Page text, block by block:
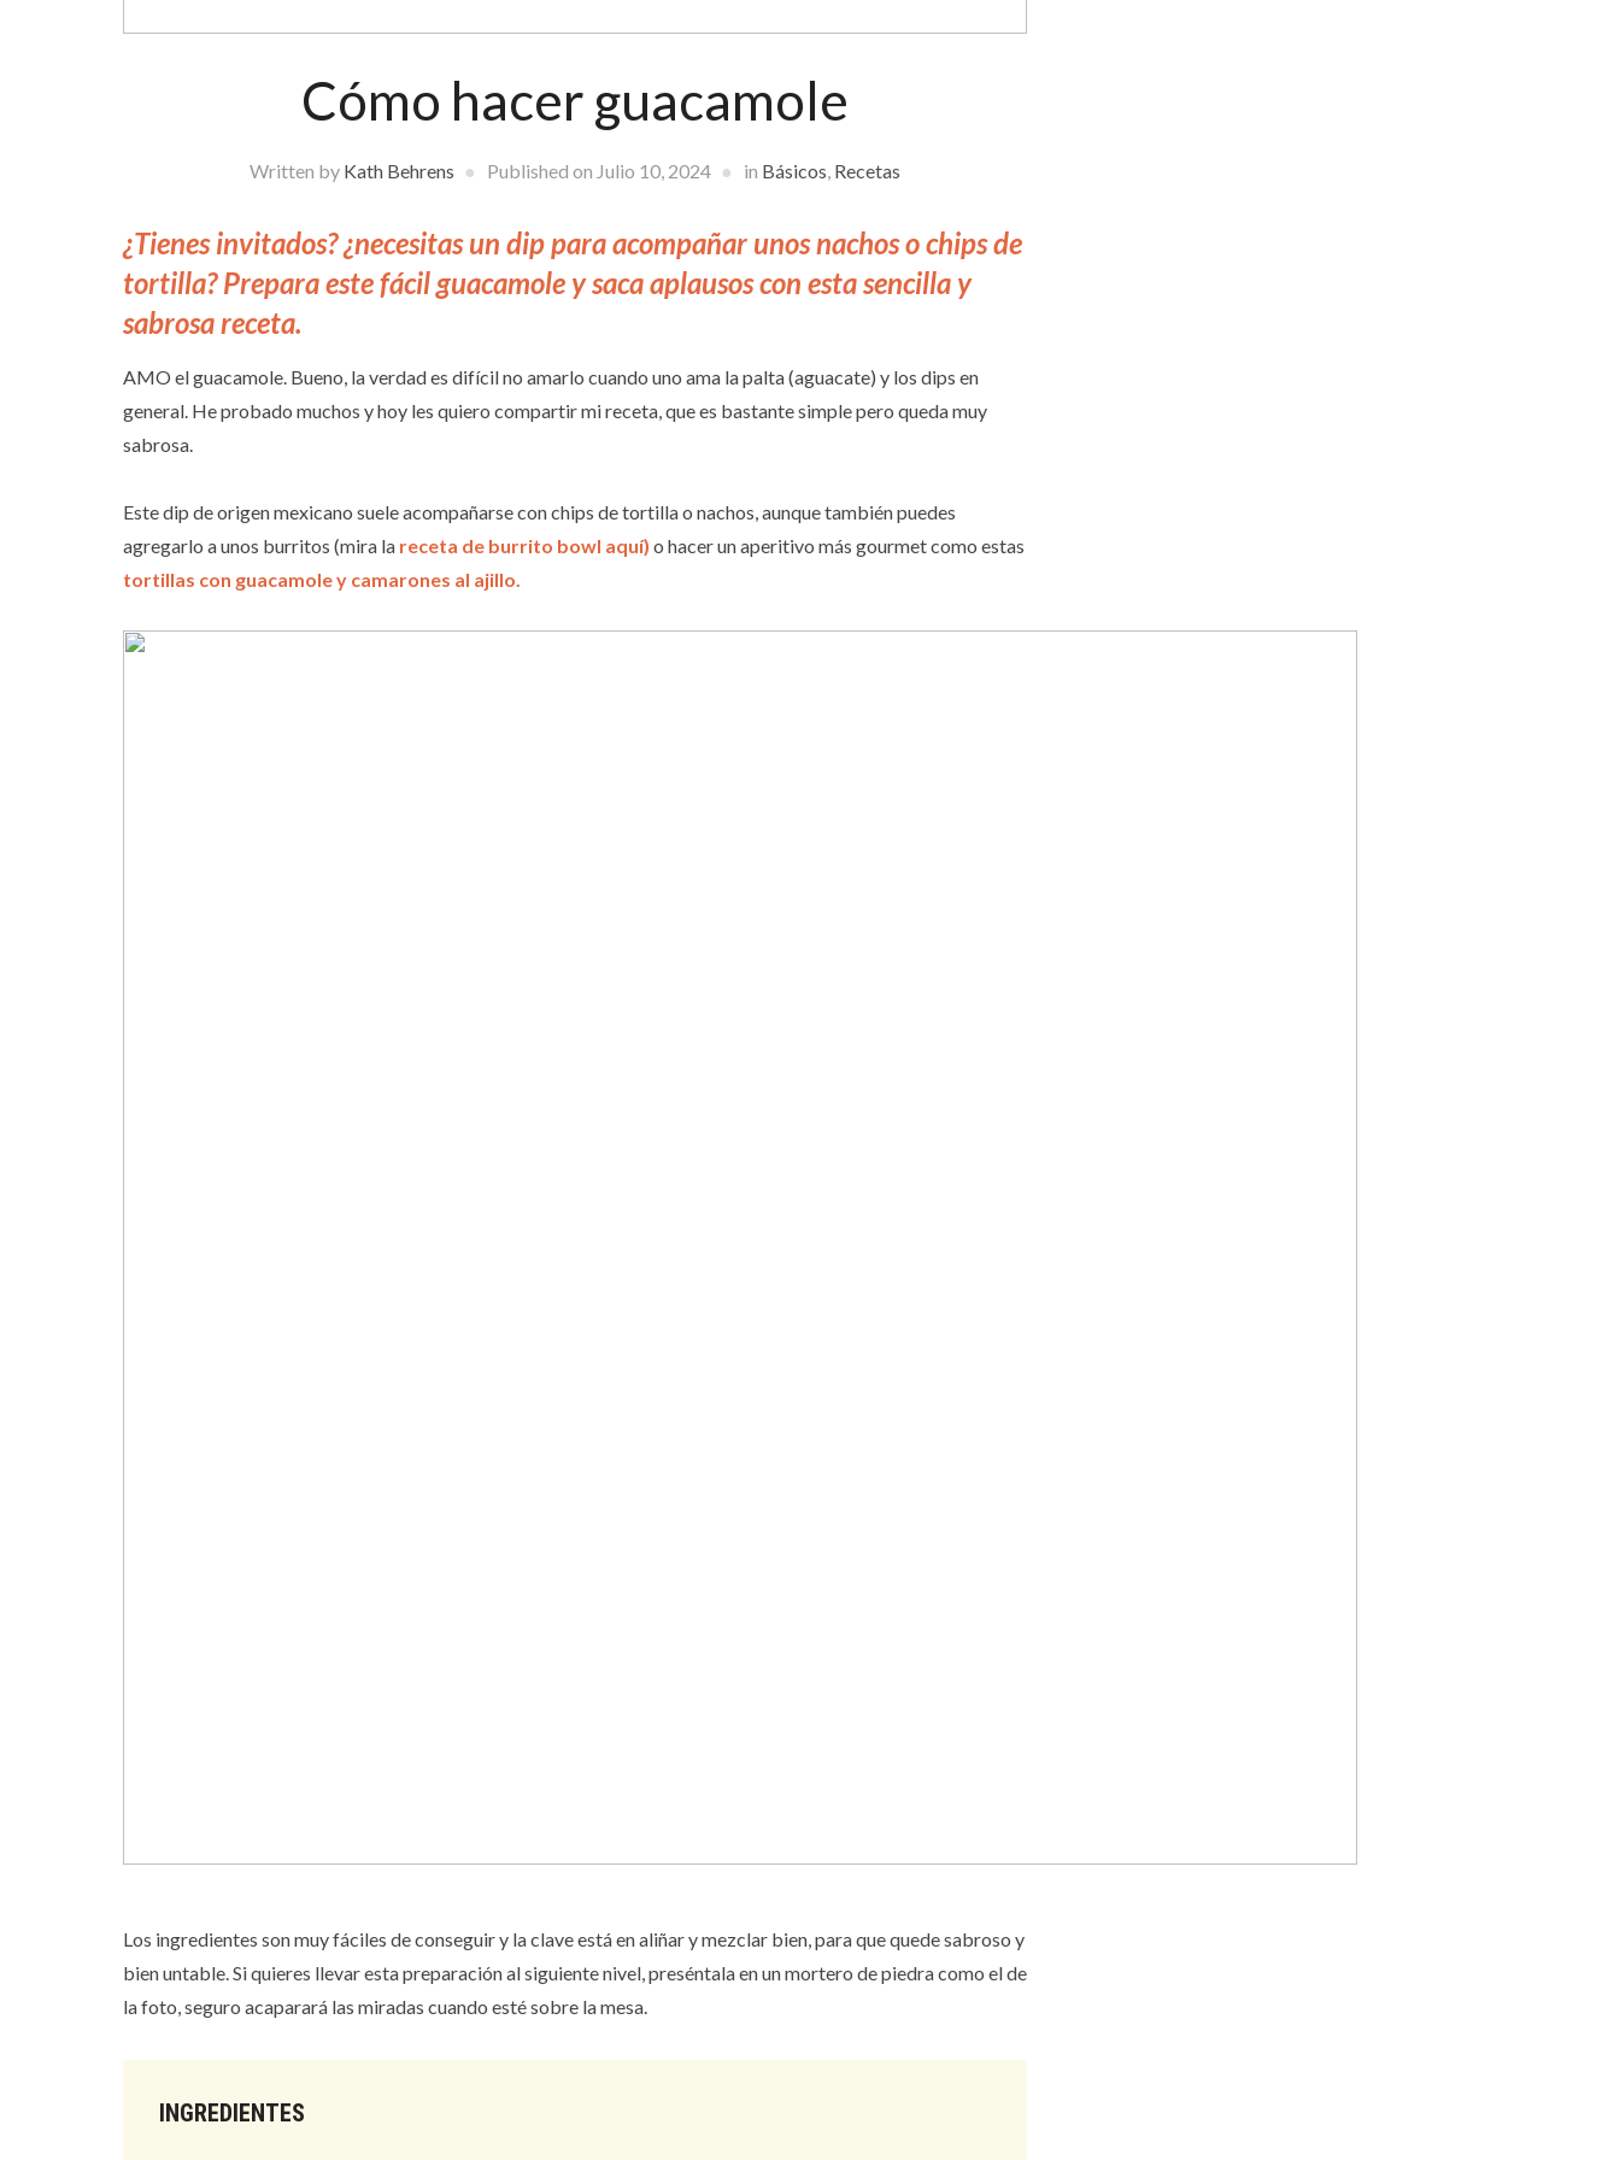
Cómo hacer guacamole
Written by Kath Behrens Published on Julio 10, 2024 in Básicos, Recetas
¿Tienes invitados? ¿necesitas un dip para acompañar unos nachos o chips de
tortilla? Prepara este fácil guacamole y saca aplausos con esta sencilla y
sabrosa receta.
AMO el guacamole. Bueno, la verdad es difícil no amarlo cuando uno ama la palta (aguacate) y los dips en
general. He probado muchos y hoy les quiero compartir mi receta, que es bastante simple pero queda muy
sabrosa.
Este dip de origen mexicano suele acompañarse con chips de tortilla o nachos, aunque también puedes
agregarlo a unos burritos (mira la receta de burrito bowl aquí) o hacer un aperitivo más gourmet como estas
tortillas con guacamole y camarones al ajillo.
Los ingredientes son muy fáciles de conseguir y la clave está en aliñar y mezclar bien, para que quede sabroso y
bien untable. Si quieres llevar esta preparación al siguiente nivel, preséntala en un mortero de piedra como el de
la foto, seguro acaparará las miradas cuando esté sobre la mesa.
INGREDIENTES